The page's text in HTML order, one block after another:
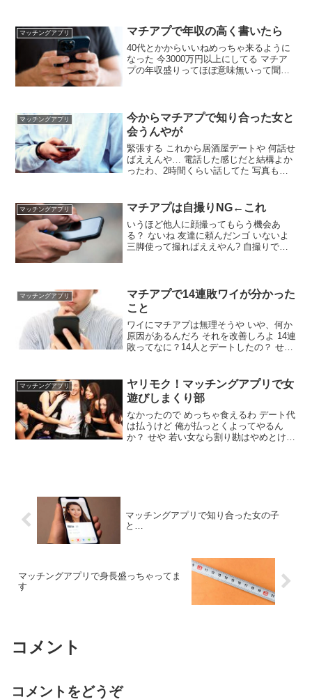
に加えて専業主婦希望です🤗 男の家には
通って家事してくれるんか？ いうて男も
一緒に住みたくないってのはおる
マッチングアプリ マチアプで年収の高く書いたら
40代とかからいいねめっちゃ来るように
なった 今3000万円以上にしてる マチア
プの年収盛りってほぼ意味無いって聞い
高すぎると敬遠するからな
マッチングアプリ
今からマチアプで知り合った女と
会うんやが
緊張する これから居酒屋デートや 何話せ
ばええんや… 電話した感じだと結構よか
ったわ、2時間くらい話してた 写真も美
ほんまこれ 調子乗りすぎたわ ど平日やん
ホテル行けるんか
マッチングアプリ マチアプは自撮りNG←これ
いうほど他人に顔撮ってもらう機会あ
る？ ないね 友達に頼んだンゴ いないよ
三脚使って撮ればええやん? 自撮りでも
チラッと見えるように
マッチングアプリ
マチアプで14連敗ワイが分かった
こと
ワイにマチアプは無理そうや いや、何か
原因があるんだろ それを改善しろよ 14連
敗ってなに？14人とデートしたの？ せや
ないのが辛い&#x1f97a ワイは彼女探して
んやぞ&#x1f621;
マッチングアプリ
ヤリモク！マッチングアプリで女
遊びしまくり部
なかったので めっちゃ食えるわ デート代
は払うけど 俺が払っとくよってやるん
か？ せや 若い女なら割り勘はやめとけ
マッチングアプリで知り合った女の子
と…
マッチングアプリで身長盛っちゃってま
す
コメント
コメントをどうぞ